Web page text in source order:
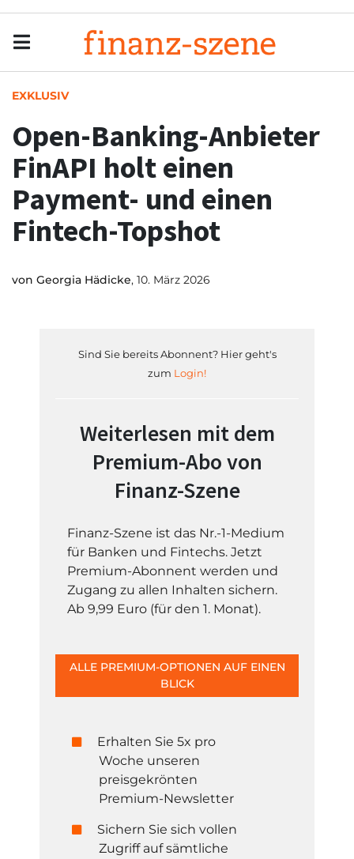
EXKLUSIV
Open-Banking-Anbieter
FinAPI holt einen
Payment- und einen
Fintech-Topshot
von Georgia Hädicke, 10. März 2026
Sind Sie bereits Abonnent? Hier geht's
zum Login!
Weiterlesen mit dem
Premium-Abo von
Finanz-Szene
Finanz-Szene ist das Nr.-1-Medium
für Banken und Fintechs. Jetzt
Premium-Abonnent werden und
Zugang zu allen Inhalten sichern.
Ab 9,99 Euro (für den 1. Monat).
ALLE PREMIUM-OPTIONEN AUF EINEN
BLICK
Erhalten Sie 5x pro
Woche unseren
preisgekrönten
Premium-Newsletter
Sichern Sie sich vollen
Zugriff auf sämtliche